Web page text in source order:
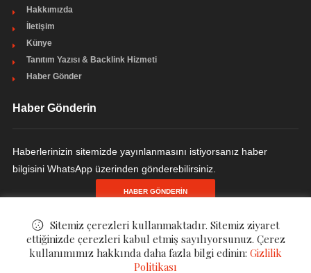
Hakkımızda
İletişim
Künye
Tanıtım Yazısı & Backlink Hizmeti
Haber Gönder
Haber Gönderin
Haberlerinizin sitemizde yayınlanmasını istiyorsanız haber
bilgisini WhatsApp üzerinden gönderebilirsiniz.
HABER GÖNDERIN
Finanzen - Finans ve Ekonomi Haberleri. All Rights Reserved.
Sitemiz çerezleri kullanmaktadır. Sitemiz ziyaret
ettiğinizde çerezleri kabul etmiş sayılıyorsunuz. Çerez
kullanımımız hakkında daha fazla bilgi edinin: Gizlilik
Politikası